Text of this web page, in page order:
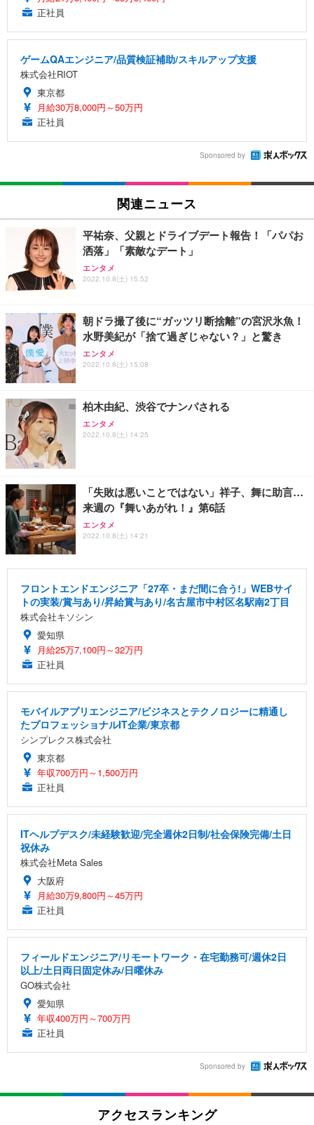
正社員
ゲームQAエンジニア/品質検証補助/スキルアップ支援
株式会社RIOT
東京都
月給30万8,000円～50万円
正社員
Sponsored by
関連ニュース
平祐奈、父親とドライブデート報告！「パパお
洒落」「素敵なデート」
エンタメ
2022.10.8(土) 15:52
朝ドラ撮了後に“ガッツリ断捨離”の宮沢氷魚！
水野美紀が「捨て過ぎじゃない？」と驚き
エンタメ
2022.10.8(土) 15:08
柏木由紀、渋谷でナンパされる
エンタメ
2022.10.8(土) 14:25
「失敗は悪いことではない」祥子、舞に助言…
来週の『舞いあがれ！』第6話
エンタメ
2022.10.8(土) 14:21
フロントエンドエンジニア「27卒・まだ間に合う!」WEBサイ
トの実装/賞与あり/昇給賞与あり/名古屋市中村区名駅南2丁目
株式会社キソシン
愛知県
月給25万7,100円～32万円
正社員
モバイルアプリエンジニア/ビジネスとテクノロジーに精通し
たプロフェッショナルIT企業/東京都
シンプレクス株式会社
東京都
年収700万円～1,500万円
正社員
ITヘルプデスク/未経験歓迎/完全週休2日制/社会保険完備/土日
祝休み
株式会社Meta Sales
大阪府
月給30万9,800円～45万円
正社員
フィールドエンジニア/リモートワーク・在宅勤務可/週休2日
以上/土日両日固定休み/日曜休み
GO株式会社
愛知県
年収400万円～700万円
正社員
Sponsored by
アクセスランキング